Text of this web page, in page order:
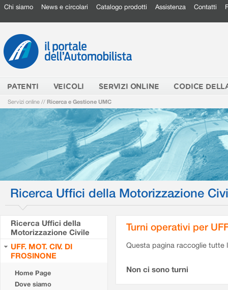
Chi siamo News e circolari Catalogo prodotti Assistenza Contatti
PATENTI VEICOLI SERVIZI ONLINE CODICE
Servizi online // Ricerca e Gestione UMC
Ricerca Uffici della Motorizzazione
Ricerca Uffici della
Motorizzazione Civile
UFF. MOT. CIV. DI
FROSINONE
Home Page
Dove siamo
Turni operativi per
Questa pagina raccoglie tutte
Non ci sono turni